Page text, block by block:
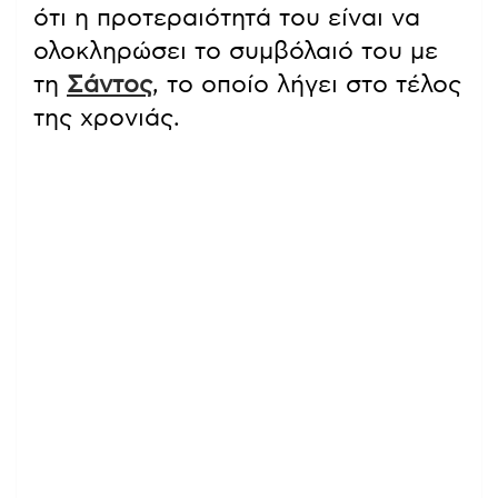
ότι η προτεραιότητά του είναι να
ολοκληρώσει το συμβόλαιό του με
τη Σάντος, το οποίο λήγει στο τέλος
της χρονιάς.